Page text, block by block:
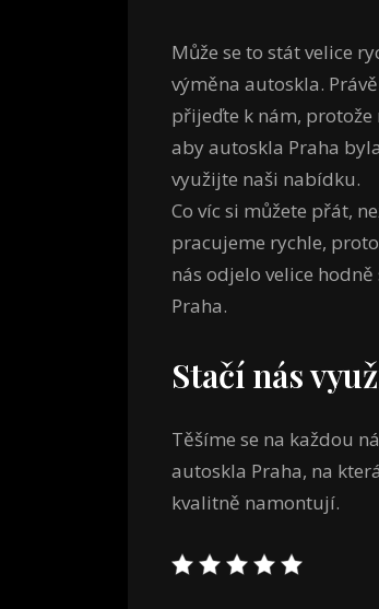
Může se to stát velice
výměna autoskla.
přijeďte k nám, protože
aby autoskla Praha
využijte naši nabídku.
Co víc si můžete přát,
pracujeme rychle,
nás odjelo velice
Praha.
Stačí nás
Těšíme se na každou
autoskla Praha, na
kvalitně namontují.